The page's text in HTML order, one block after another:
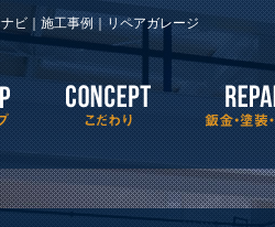
null in/home/pluse07/repair-
case case">
ビ｜施工事例｜リペアガレージ